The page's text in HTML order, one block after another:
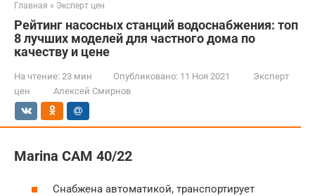
Главная » Эксперт цен
Рейтинг насосных станций водоснабжения: топ
8 лучших моделей для частного дома по
качеству и цене
На чтение: 23 мин Опубликовано: 11 Ноя 2021
Эксперт
цен
Алексей Смирнов
Marina CAM 40/22
Снабжена автоматикой, транспортирует